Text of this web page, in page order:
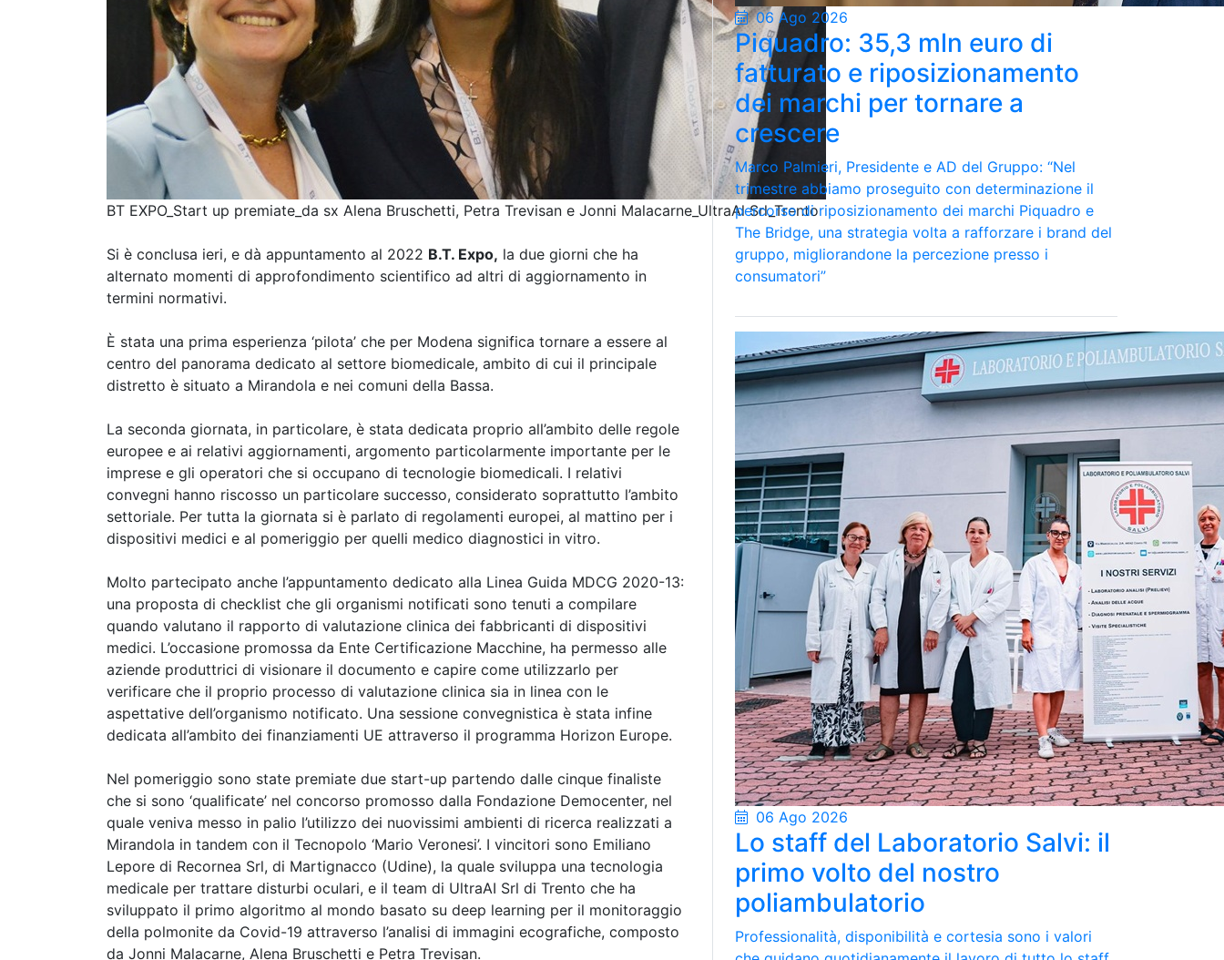
BT EXPO_Start up premiate_da sx Alena Bruschetti, Petra Trevisan e Jonni Malacarne_UltraAl Srl_Trento
Si è conclusa ieri, e dà appuntamento al 2022 B.T. Expo, la due giorni che ha
alternato momenti di approfondimento scientifico ad altri di aggiornamento in
termini normativi.
È stata una prima esperienza ‘pilota’ che per Modena significa tornare a essere al
centro del panorama dedicato al settore biomedicale, ambito di cui il principale
distretto è situato a Mirandola e nei comuni della Bassa.
La seconda giornata, in particolare, è stata dedicata proprio all’ambito delle regole
europee e ai relativi aggiornamenti, argomento particolarmente importante per le
imprese e gli operatori che si occupano di tecnologie biomedicali. I relativi
convegni hanno riscosso un particolare successo, considerato soprattutto l’ambito
settoriale. Per tutta la giornata si è parlato di regolamenti europei, al mattino per i
dispositivi medici e al pomeriggio per quelli medico diagnostici in vitro.
Molto partecipato anche l’appuntamento dedicato alla Linea Guida MDCG 2020-13:
una proposta di checklist che gli organismi notificati sono tenuti a compilare
quando valutano il rapporto di valutazione clinica dei fabbricanti di dispositivi
medici. L’occasione promossa da Ente Certificazione Macchine, ha permesso alle
aziende produttrici di visionare il documento e capire come utilizzarlo per
verificare che il proprio processo di valutazione clinica sia in linea con le
aspettative dell’organismo notificato. Una sessione convegnistica è stata infine
dedicata all’ambito dei finanziamenti UE attraverso il programma Horizon Europe.
Nel pomeriggio sono state premiate due start-up partendo dalle cinque finaliste
che si sono ‘qualificate’ nel concorso promosso dalla Fondazione Democenter, nel
quale veniva messo in palio l’utilizzo dei nuovissimi ambienti di ricerca realizzati a
Mirandola in tandem con il Tecnopolo ‘Mario Veronesi’. I vincitori sono Emiliano
Lepore di Recornea Srl, di Martignacco (Udine), la quale sviluppa una tecnologia
medicale per trattare disturbi oculari, e il team di UltraAI Srl di Trento che ha
sviluppato il primo algoritmo al mondo basato su deep learning per il monitoraggio
della polmonite da Covid-19 attraverso l’analisi di immagini ecografiche, composto
da Jonni Malacarne, Alena Bruschetti e Petra Trevisan.
06 Ago 2026
Piquadro: 35,3 mln euro di
fatturato e riposizionamento
dei marchi per tornare a
crescere
Marco Palmieri, Presidente e AD del Gruppo: “Nel
trimestre abbiamo proseguito con determinazione il
percorso di riposizionamento dei marchi Piquadro e
The Bridge, una strategia volta a rafforzare i brand del
gruppo, migliorandone la percezione presso i
consumatori”
06 Ago 2026
Lo staff del Laboratorio Salvi: il
primo volto del nostro
poliambulatorio
Professionalità, disponibilità e cortesia sono i valori